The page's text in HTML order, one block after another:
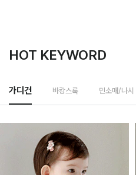
HOT KEYWORD
가디건 바캉스룩 민소매/나시